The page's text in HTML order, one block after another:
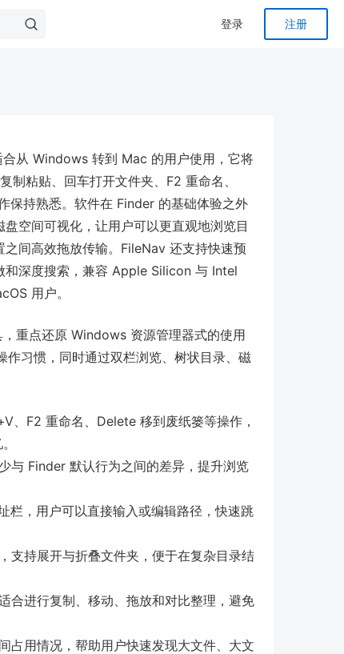
登录 注册
从 Windows 转到 Mac 的用户使用，它将
粘贴、回车打开文件夹、F2 重命名、
保持熟悉。软件在 Finder 的基础体验之外
空间可视化，让用户可以更直观地浏览目
间高效拖放传输。FileNav 还支持快速预
和深度搜索，兼容 Apple Silicon 与 Intel
用户。
重点还原 Windows 资源管理器式的使用
习惯，同时通过双栏浏览、树状目录、磁
、F2 重命名、Delete 移到废纸篓等操作，
与 Finder 默认行为之间的差异，提升浏览
栏，用户可以直接输入或编辑路径，快速跳
支持展开与折叠文件夹，便于在复杂目录结
合进行复制、移动、拖放和对比整理，避免
占用情况，帮助用户快速发现大文件、大文